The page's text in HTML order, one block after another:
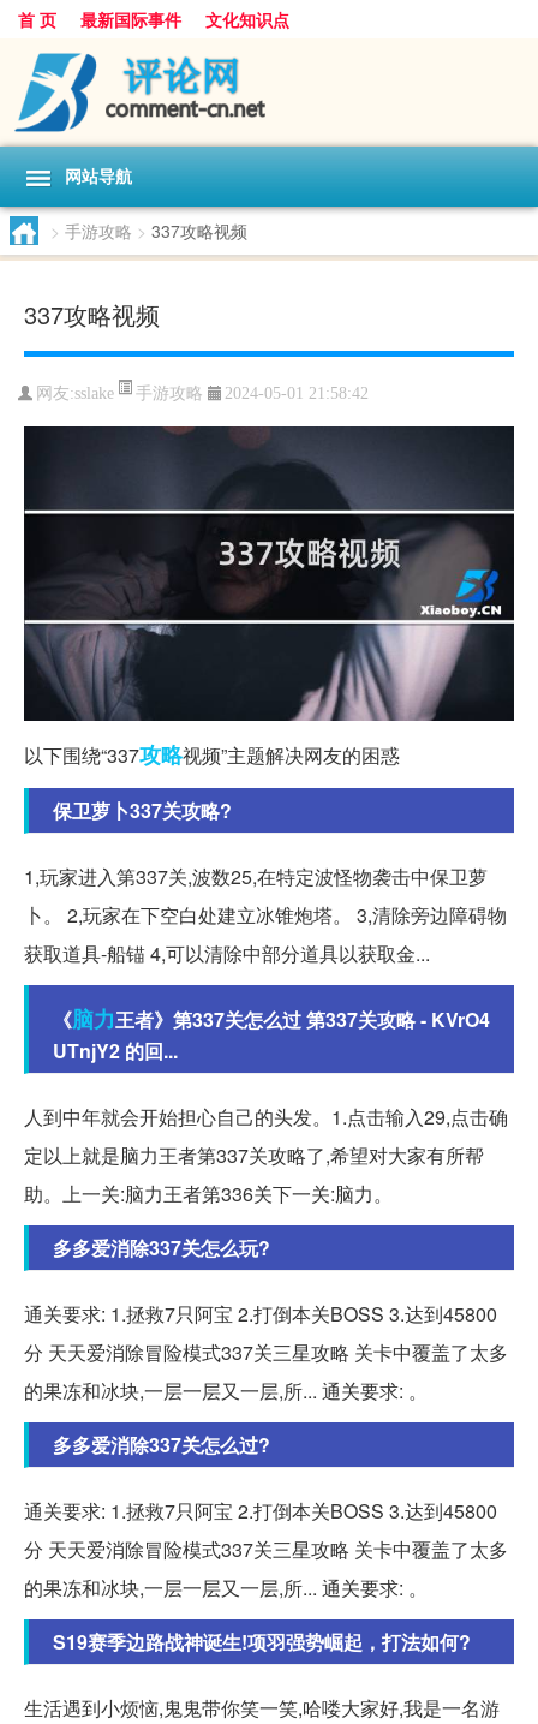
首 页 最新国际事件 文化知识点
网站导航
> 手游攻略 > 337攻略视频
337攻略视频
网友:sslake 手游攻略 2024-05-01 21:58:42
以下围绕“337攻略视频”主题解决网友的困惑
保卫萝卜337关攻略?
1,玩家进入第337关,波数25,在特定波怪物袭击中保卫萝
卜。 2,玩家在下空白处建立冰锥炮塔。 3,清除旁边障碍物
获取道具-船锚 4,可以清除中部分道具以获取金...
《脑力王者》第337关怎么过 第337关攻略 - KVrO4
UTnjY2 的回...
人到中年就会开始担心自己的头发。1.点击输入29,点击确
定以上就是脑力王者第337关攻略了,希望对大家有所帮
助。上一关:脑力王者第336关下一关:脑力。
多多爱消除337关怎么玩?
通关要求: 1.拯救7只阿宝 2.打倒本关BOSS 3.达到45800
分 天天爱消除冒险模式337关三星攻略 关卡中覆盖了太多
的果冻和冰块,一层一层又一层,所... 通关要求: 。
多多爱消除337关怎么过?
通关要求: 1.拯救7只阿宝 2.打倒本关BOSS 3.达到45800
分 天天爱消除冒险模式337关三星攻略 关卡中覆盖了太多
的果冻和冰块,一层一层又一层,所... 通关要求: 。
S19赛季边路战神诞生!项羽强势崛起，打法如何?
生活遇到小烦恼,鬼鬼带你笑一笑,哈喽大家好,我是一名游